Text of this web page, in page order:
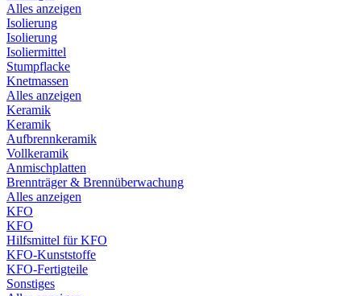
Alles anzeigen
Isolierung
Isolierung
Isoliermittel
Stumpflacke
Knetmassen
Alles anzeigen
Keramik
Keramik
Aufbrennkeramik
Vollkeramik
Anmischplatten
Brennträger & Brennüberwachung
Alles anzeigen
KFO
KFO
Hilfsmittel für KFO
KFO-Kunststoffe
KFO-Fertigteile
Sonstiges